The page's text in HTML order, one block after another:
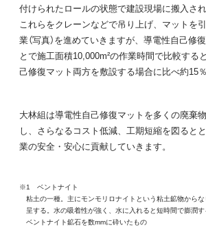
付けられたロールの状態で建設現場に搬入さ
これらをクレーンなどで吊り上げ、マットを
業（写真）を進めていきますが、導電性自己修
とで施工面積10,000m²の作業時間で比較する
己修復マット両方を敷設する場合に比べ約15
大林組は導電性自己修復マットを多くの廃棄
し、さらなるコスト低減、工期短縮を図ると
業の安全・安心に貢献していきます。
※1 ベントナイト
粘土の一種。主にモンモリロナイトという粘土鉱物から
呈する。水の吸着性が強く、水に入れると短時間で膨潤す
ベントナイト鉱石を数mmに砕いたもの